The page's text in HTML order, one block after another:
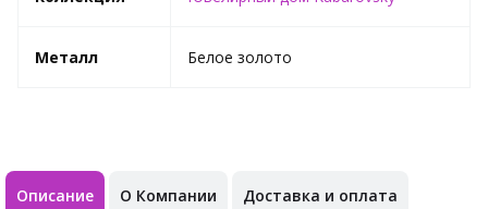
Металл Белое золото
Описание О Компании Доставка и оплата